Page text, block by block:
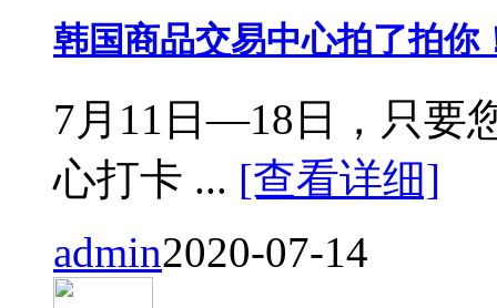
韩国商品交易中心拍了拍你
7月11日—18日，只要
心打卡 ... [查看详细]
admin2020-07-14